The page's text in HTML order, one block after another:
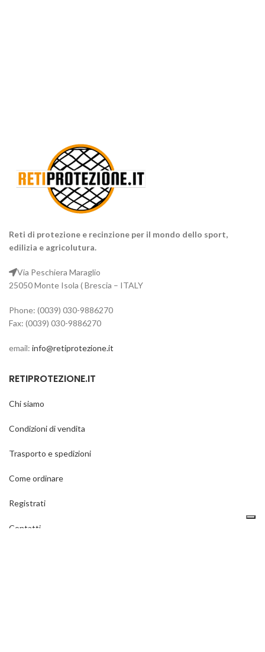
Reti di protezione e recinzione per il mondo dello sport,
edilizia e agricolutura.
Via Peschiera Maraglio
25050 Monte Isola ( Brescia – ITALY
Phone: (0039) 030-9886270
Fax: (0039) 030-9886270
email: info@retiprotezione.it
RETIPROTEZIONE.IT
Chi siamo
Condizioni di vendita
Trasporto e spedizioni
Come ordinare
Registrati
Contatti